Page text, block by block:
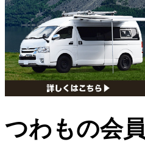
つわもの会員